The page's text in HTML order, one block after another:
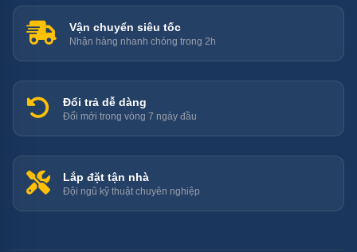
Chiều cao trần
nhà
Cách tường sau ≥ 5 cm
Cách tường hai
bên
≥ 3 cm mỗi bên
Vận chuyển siêu tốc
Nhận hàng nhanh chóng trong 2h
Đổi trả dễ dàng
Đổi mới trong vòng 7 ngày đầu
Lắp đặt tận nhà
Đội ngũ kỹ thuật chuyên nghiệp